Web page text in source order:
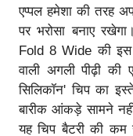
एप्पल हमेशा की तरह
पर भरोसा बनाए
Fold 8 Wide की
वाली अगली पीढ़ी की
सिलिकॉन' चिप का
बारीक आंकड़े सामने
यह चिप बैटरी की